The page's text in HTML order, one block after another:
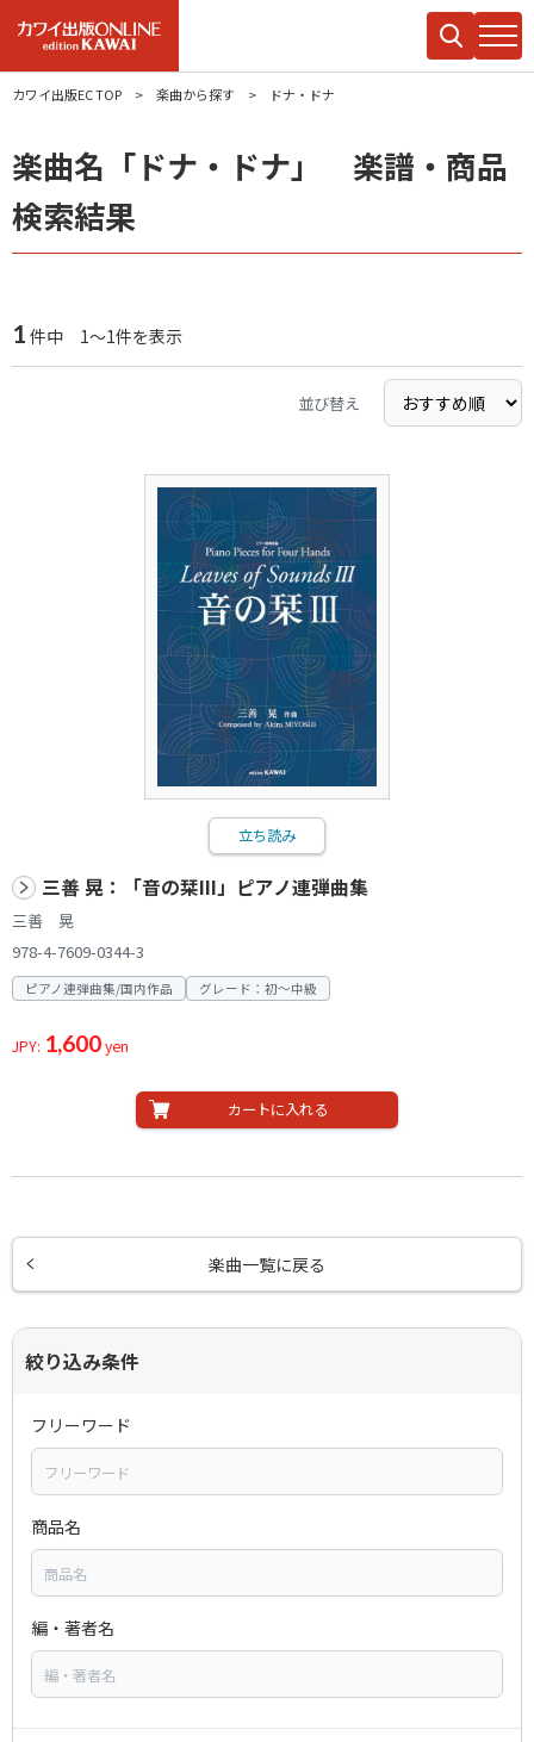
カワイ出版EC TOP 楽曲から探す ドナ・ドナ
楽曲名「ドナ・ドナ」 楽譜・商品
検索結果
1 件中 1～1件を表示
並び替え
立ち読み
三善 晃：「音の栞III」ピアノ連弾曲集
三善 晃
978-4-7609-0344-3
ピアノ連弾曲集/国内作品 グレード：初～中級
JPY: 1,600yen
カートに入れる
楽曲一覧に戻る
絞り込み条件
フリーワード
商品名
編・著者名